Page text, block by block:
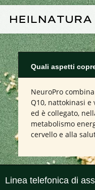
Quali aspetti
NeuroPro
Q10, nattokinasi e
ed è collegato,
metabolismo
cervello e alla
Linea telefonica di